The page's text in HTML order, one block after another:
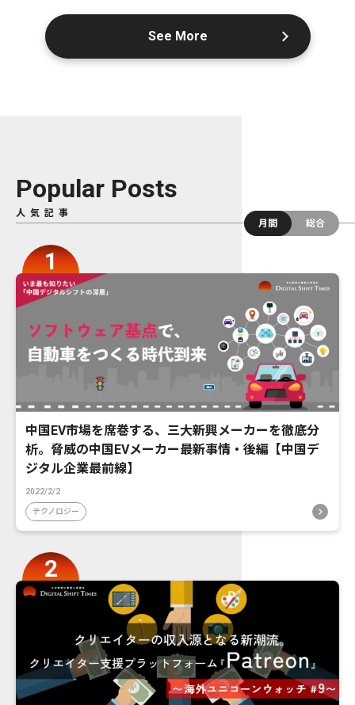
See More
Popular Posts
人気記事
月間
総合
中国EV市場を席巻する、三大新興メーカーを徹底分
析。脅威の中国EVメーカー最新事情・後編【中国デ
ジタル企業最前線】
2022/2/2
テクノロジー